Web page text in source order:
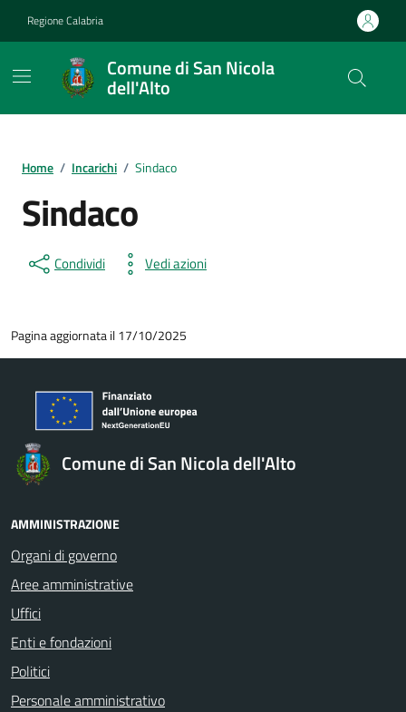
Regione Calabria
Comune di San Nicola
dell'Alto
Home / Incarichi / Sindaco
Sindaco
Condividi Vedi azioni
Pagina aggiornata il 17/10/2025
Comune di San Nicola dell'Alto
AMMINISTRAZIONE
Organi di governo
Aree amministrative
Uffici
Enti e fondazioni
Politici
Personale amministrativo